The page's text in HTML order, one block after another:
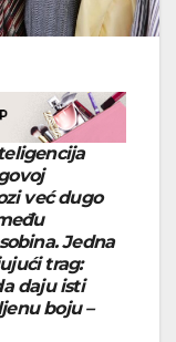
već dugo
Jedna
trag:
daju isti
boju –